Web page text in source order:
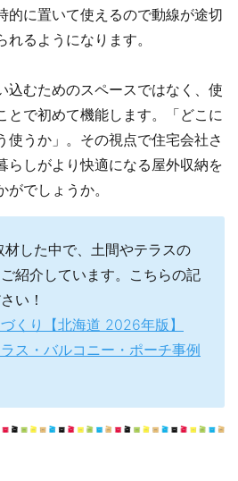
的に置いて使えるので動線が途切
るようになります。
込むためのスペースではなく、使
とで初めて機能します。「どこに
使うか」。その視点で住宅会社さ
らしがより快適になる屋外収納を
でしょうか。
した中で、土間やテラスの
紹介しています。こちらの記
い！
くり【北海道 2026年版】
ス・バルコニー・ポーチ事例